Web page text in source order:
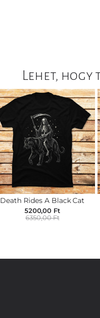
Lehet, hogy
Death Rides A Black Cat
5200,00 Ft
6350,00 Ft